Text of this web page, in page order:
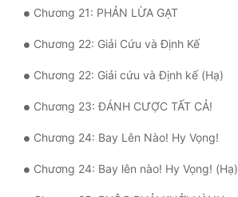
Xuyên Thư
Điền Văn
Đô Thị
Đông Phương
Đông Phương Huyền Huyễn
Đồng Nhân
Chương 21: PHẢN LỪA GẠT
Chương 22: Giải Cứu và Định Kế
Chương 22: Giải cứu và Định kế (Hạ)
Chương 23: ĐÁNH CƯỢC TẤT CẢ!
Chương 24: Bay Lên Nào! Hy Vọng!
Chương 24: Bay lên nào! Hy Vọng! (Hạ)